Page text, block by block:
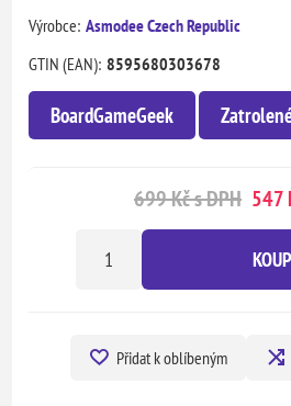
Výrobce: Asmodee Czech Republic
GTIN (EAN): 8595680303678
BoardGameGeek
699 Kč s DPH 547
Přidat k oblíbeným